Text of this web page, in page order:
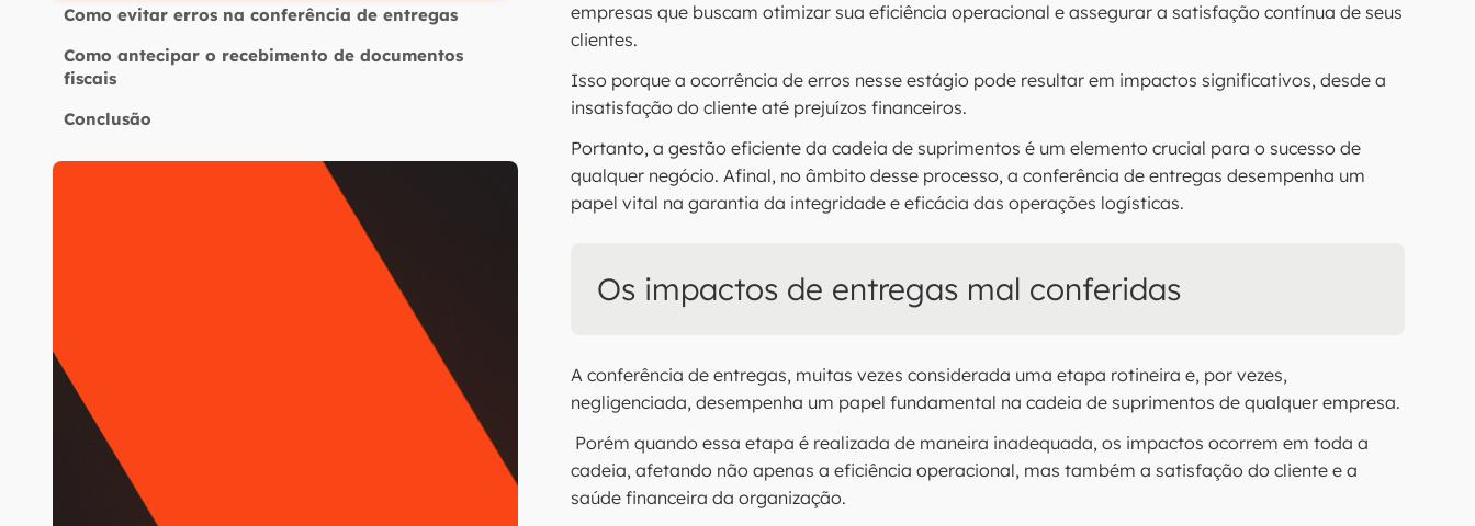
Como evitar erros na conferência de entregas
Como antecipar o recebimento de documentos
fiscais
Conclusão
empresas que buscam otimizar sua eficiência operacional e assegurar a satisfação contínua de seus
clientes.
Isso porque a ocorrência de erros nesse estágio pode resultar em impactos significativos, desde a
insatisfação do cliente até prejuízos financeiros.
Portanto, a gestão eficiente da cadeia de suprimentos é um elemento crucial para o sucesso de
qualquer negócio. Afinal, no âmbito desse processo, a conferência de entregas desempenha um
papel vital na garantia da integridade e eficácia das operações logísticas.
Os impactos de entregas mal conferidas
A conferência de entregas, muitas vezes considerada uma etapa rotineira e, por vezes,
negligenciada, desempenha um papel fundamental na cadeia de suprimentos de qualquer empresa.
Porém quando essa etapa é realizada de maneira inadequada, os impactos ocorrem em toda a
cadeia, afetando não apenas a eficiência operacional, mas também a satisfação do cliente e a
saúde financeira da organização.